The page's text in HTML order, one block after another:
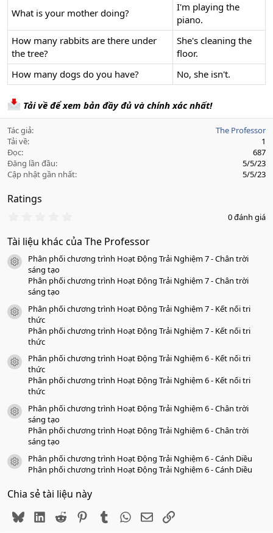
What is your mother doing?
I'm playing the
piano.
How many rabbits are there under
the tree?
She's cleaning the
floor.
How many dogs do you have?
No, she isn't.
Tải về để xem bản đầy đủ và chính xác nhất!
Tác giả
The Professor
Tải về
1
Đọc
687
Đăng lần đầu
5/5/23
Cập nhật gần nhất
5/5/23
Ratings
0
0
a
0 đánh giá
Tài liệu khác của The Professor
icon tài liệu
Phân phối chương trình Hoạt Động Trải Nghiệm 7 - Chân trời
sáng tạo
Phân phối chương trình Hoạt Động Trải Nghiệm 7 - Chân trời
sáng tạo
icon tài liệu
Phân phối chương trình Hoạt Động Trải Nghiệm 7 - Kết nối tri
thức
Phân phối chương trình Hoạt Động Trải Nghiệm 7 - Kết nối tri
thức
icon tài liệu
Phân phối chương trình Hoạt Động Trải Nghiệm 6 - Kết nối tri
thức
Phân phối chương trình Hoạt Động Trải Nghiệm 6 - Kết nối tri
thức
icon tài liệu
Phân phối chương trình Hoạt Động Trải Nghiệm 6 - Chân trời
sáng tạo
Phân phối chương trình Hoạt Động Trải Nghiệm 6 - Chân trời
sáng tạo
icon tài liệu
Phân phối chương trình Hoạt Động Trải Nghiệm 6 - Cánh Diều
Phân phối chương trình Hoạt Động Trải Nghiệm 6 - Cánh Diều
Chia sẻ tài liệu này
BlueskyLinkedIn
Reddit PinterestTumblr WhatsApp
EmailLink